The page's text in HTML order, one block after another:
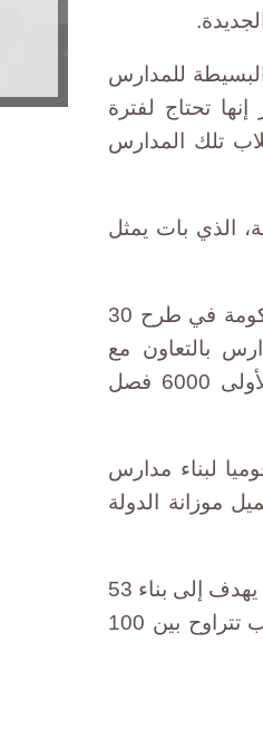
البسيطة للمدارس
تحتاج لفترة
تلك المدارس
الذي بات يمثل
كما استعرض رئيس الوزراء متابعة توفير الأراضي لتنفيذ خطة الحكومة في طرح 30
بالتعاون مع
القطاع الخاص بنظام حق الانتفاع، الذي يستهدف في مرحلته الأولى 6000 فصل
لبناء مدارس
موزانة الدولة
وقالت الوزارة إن المشروع يسهم في حل أزمة كثافة الفصول حيث يهدف إلى بناء 53
ألف فصل دراسي، بعد أن وصلت الكثافة في بعض المدارس لنسب تتراوح بين 100